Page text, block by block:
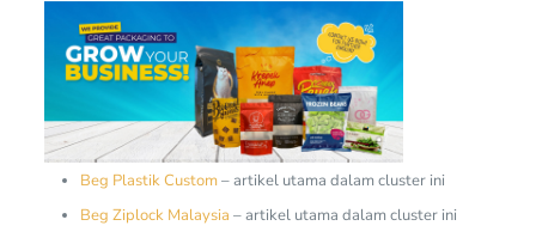
Beg Plastik Custom– artikel utama dalam cluster ini
Beg Ziplock Malaysia – artikel utama dalam cluster ini